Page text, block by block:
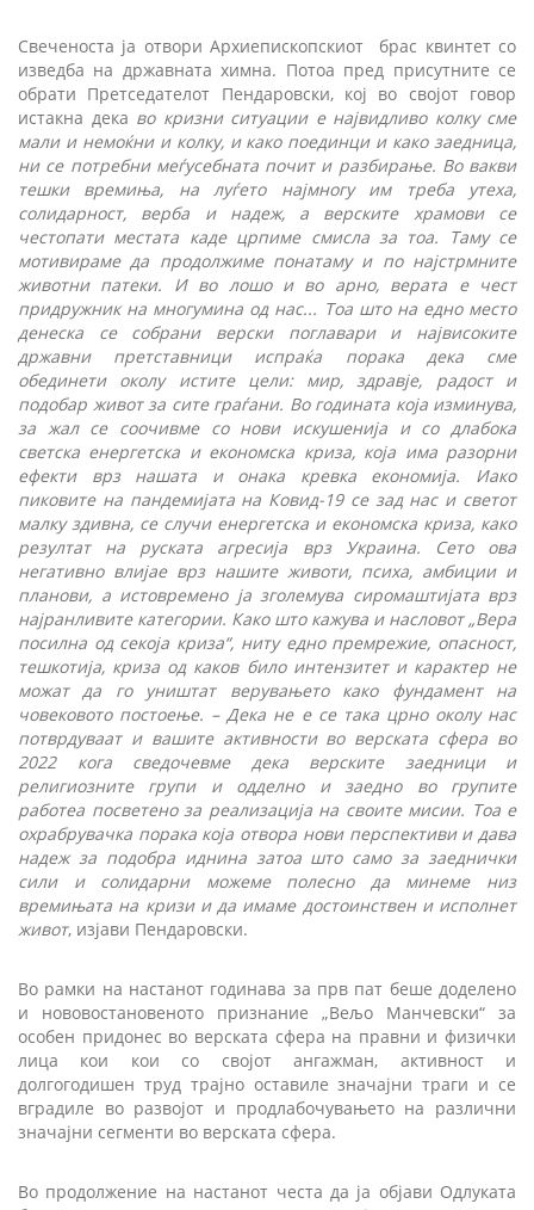
Свеченоста ја отвори Архиепископскиот брас квинтет со
изведба на државната химна. Потоа пред присутните се
обрати Претседателот Пендаровски, кој во својот говор
истакна дека во кризни ситуации е највидливо колку сме
мали и немоќни и колку, и како поединци и како заедница,
ни се потребни меѓусебната почит и разбирање. Во вакви
тешки времиња, на луѓето најмногу им треба утеха,
солидарност, верба и надеж, а верските храмови се
честопати местата каде црпиме смисла за тоа. Таму се
мотивираме да продолжиме понатаму и по најстрмните
животни патеки. И во лошо и во арно, верата е чест
придружник на многумина од нас... Тоа што на едно место
денеска се собрани верски поглавари и највисоките
државни претставници испраќа порака дека сме
обединети околу истите цели: мир, здравје, радост и
подобар живот за сите граѓани. Во годината која изминува,
за жал се соочивме со нови искушенија и со длабока
светска енергетска и економска криза, која има разорни
ефекти врз нашата и онака кревка економија. Иако
пиковите на пандемијата на Ковид-19 се зад нас и светот
малку здивна, се случи енергетска и економска криза, како
резултат на руската агресија врз Украина. Сето ова
негативно влијае врз нашите животи, психа, амбиции и
планови, а истовремено ја зголемува сиромаштијата врз
најранливите категории. Како што кажува и насловот „Вера
посилна од секоја криза“, ниту едно премрежие, опасност,
тешкотија, криза од каков било интензитет и карактер не
можат да го уништат верувањето како фундамент на
човековото постоење. – Дека не е се така црно околу нас
потврдуваат и вашите активности во верската сфера во
2022 кога сведочевме дека верските заедници и
религиозните групи и одделно и заедно во групите
работеа посветено за реализација на своите мисии. Тоа е
охрабрувачка порака која отвора нови перспективи и дава
надеж за подобра иднина затоа што само за заеднички
сили и солидарни можеме полесно да минеме низ
времињата на кризи и да имаме достоинствен и исполнет
живот, изјави Пендаровски.
Во рамки на настанот годинава за прв пат беше доделено
и нововостановеното признание „Вељо Манчевски“ за
особен придонес во верската сфера на правни и физички
лица кои кои со својот ангажман, активност и
долгогодишен труд трајно оставиле значајни траги и се
вградиле во развојот и продлабочувањето на различни
значајни сегменти во верската сфера.
Во продолжение на настанот честа да ја објави Одлуката